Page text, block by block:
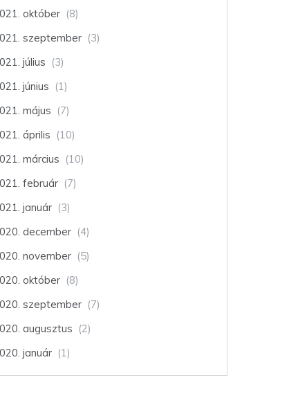
október (8)
szeptember (3)
július (3)
június (1)
május (7)
április (10)
március (10)
február (7)
január (3)
december (4)
november (5)
október (8)
szeptember (7)
augusztus (2)
január (1)